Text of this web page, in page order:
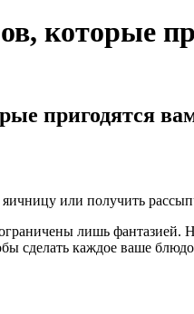
которые
пригодятся
или получить
лишь
сделать каждое ваше